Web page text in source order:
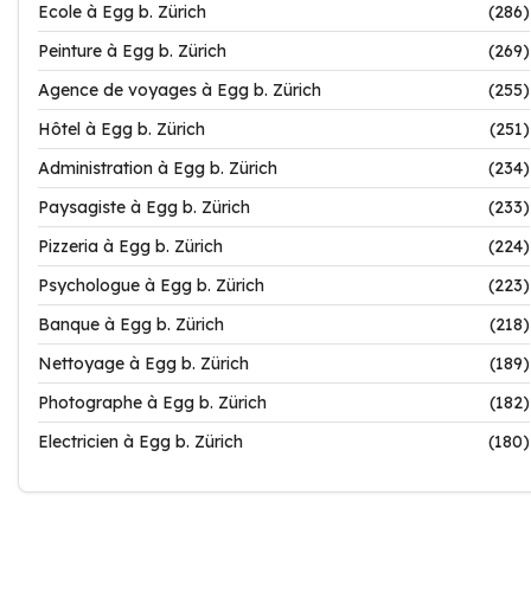
Ecole à Egg b. Zürich
(286)
Peinture à Egg b. Zürich
(269)
Agence de voyages à Egg b. Zürich
(255)
Hôtel à Egg b. Zürich
(251)
Administration à Egg b. Zürich
(234)
Paysagiste à Egg b. Zürich
(233)
Pizzeria à Egg b. Zürich
(224)
Psychologue à Egg b. Zürich
(223)
Banque à Egg b. Zürich
(218)
Nettoyage à Egg b. Zürich
(189)
Photographe à Egg b. Zürich
(182)
Electricien à Egg b. Zürich
(180)